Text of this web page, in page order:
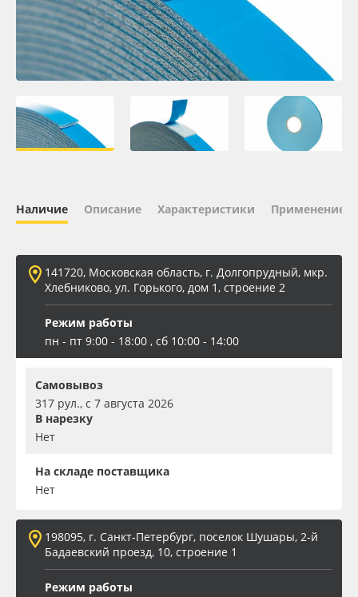
Oracal 641
Orajet 3640
Плёнка монтажная Oratape
ПЭТ листовой
Баннер
Заготовки для сувениров
Наличие Описание Характеристики Применение
141720, Московская область, г. Долгопрудный, мкр.
Хлебниково, ул. Горького, дом 1, строение 2
Режим работы
пн - пт 9:00 - 18:00 , сб 10:00 - 14:00
Самовывоз
317 рул., с 7 августа 2026
В нарезку
Нет
На складе поставщика
Нет
198095, г. Санкт-Петербург, поселок Шушары, 2-й
Бадаевский проезд, 10, строение 1
Режим работы